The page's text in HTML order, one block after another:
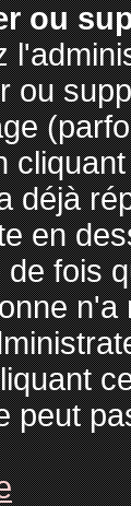
ou
ou
déjà
en
fois
peut